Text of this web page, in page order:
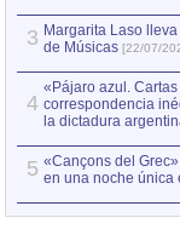
3 Margarita Laso
de Músicas [22/07/
4
«Pájaro azul.
correspondencia
la dictadura
5 «Cançons del
en una noche única